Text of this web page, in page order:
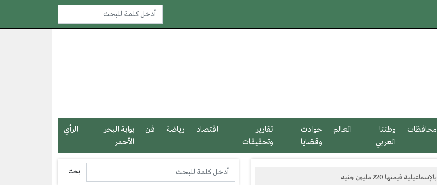
محافظات
وطننا
العربي
العالم
حوادث
وقضايا
تقارير
وتحقيقات
اقتصاد رياضة فن
بوابة البحر
الأحمر
الرأي
بحث